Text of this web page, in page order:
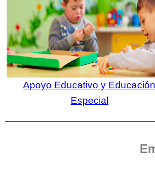
Apoyo Educativo y Educación
Especial